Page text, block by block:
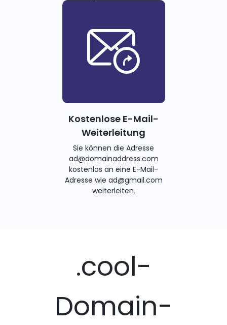
Kostenlose E-Mail-
Weiterleitung
Sie können die Adresse
ad@domainaddress.com
kostenlos an eine E-Mail-
Adresse wie ad@gmail.com
weiterleiten.
.cool-
Domain-